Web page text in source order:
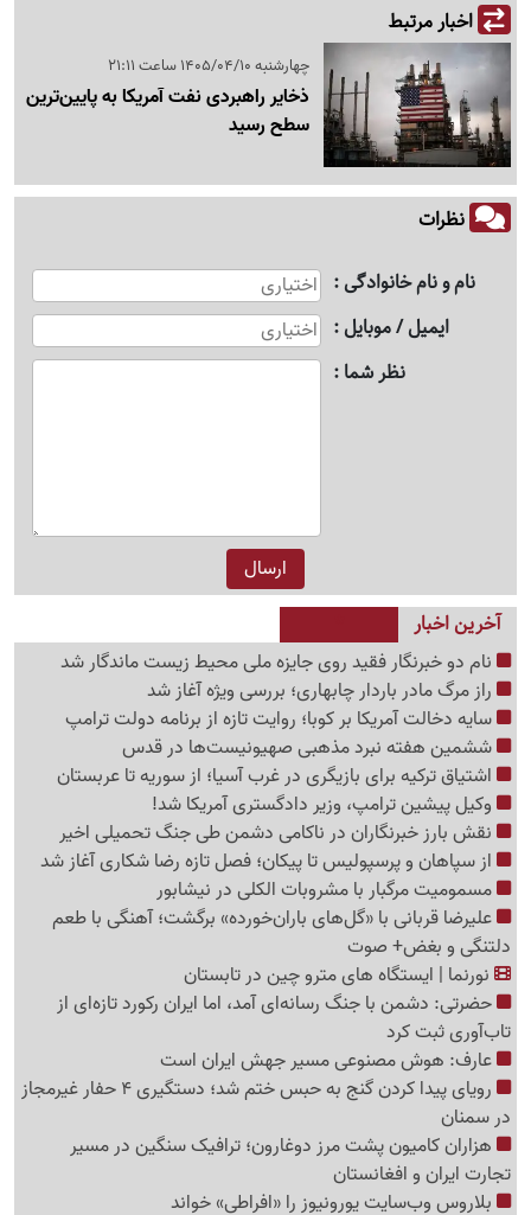
اخبار مرتبط
چهارشنبه 1405/04/10 ساعت 21:11
ذخایر راهبردی نفت آمریکا به پایین‌ترین
سطح رسید
نظرات
نام و نام خانوادگی
ایمیل / موبایل
نظر شما
آخرین اخبار
نام دو خبرنگار فقید روی جایزه ملی محیط زیست ماندگار شد
راز مرگ مادر باردار چابهاری؛ بررسی ویژه آغاز شد
سایه دخالت آمریکا بر کوبا؛ روایت تازه از برنامه دولت ترامپ
ششمین هفته نبرد مذهبی صهیونیست‌ها در قدس
اشتیاق ترکیه برای بازیگری در غرب آسیا؛ از سوریه تا عربستان
وکیل پیشین ترامپ، وزیر دادگستری آمریکا شد!
نقش بارز خبرنگاران در ناکامی دشمن طی جنگ تحمیلی اخیر
از سپاهان و پرسپولیس تا پیکان؛ فصل تازه رضا شکاری آغاز شد
مسمومیت مرگبار با مشروبات الکلی در نیشابور
علیرضا قربانی با «گل‌های باران‌خورده» برگشت؛ آهنگی با طعم
دلتنگی و بغض+ صوت
نورنما | ایستگاه های مترو چین در تابستان
حضرتی: دشمن با جنگ رسانه‌ای آمد، اما ایران رکورد تازه‌ای از
تاب‌آوری ثبت کرد
عارف: هوش مصنوعی مسیر جهش ایران است
رویای پیدا کردن گنج به حبس ختم شد؛ دستگیری 4 حفار غیرمجاز
در سمنان
هزاران کامیون پشت مرز دوغارون؛ ترافیک سنگین در مسیر
تجارت ایران و افغانستان
بلاروس وب‌سایت یورونیوز را «افراطی» خواند